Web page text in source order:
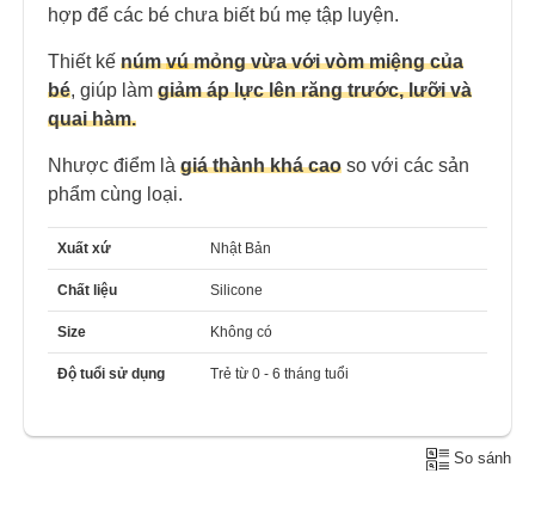
hợp để các bé chưa biết bú mẹ tập luyện.
Thiết kế númvúmỏng vừa với vòm miệng của
bé, giúp làm giảm áp lực lên răng trước, lưỡi và
quai hàm.
Nhược điểm là giá thành khá cao so với các sản
phẩm cùng loại.
Xuất xứ Nhật Bản
Chất liệu Silicone
Size Không có
Độ tuổi sử dụng Trẻ từ 0 - 6 tháng tuổi
So sánh